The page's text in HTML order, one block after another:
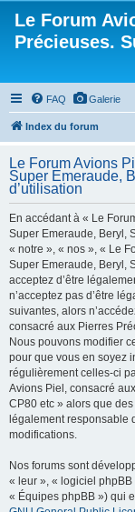
Le Forum
Précieuses.
FAQ Galerie
Index du forum
Le Forum Avions
Super Emeraude,
d’utilisation
En accédant à « Le
Super Emeraude, Beryl,
« notre », « nos », « Le
Super Emeraude, Beryl,
acceptez d’être
n’acceptez pas d’être
suivantes, alors
consacré aux Pierres
Nous pouvons modifier
pour que vous en soyez
régulièrement celles-ci
Avions Piel, consacré
CP80 etc » alors que
légalement responsable
modifications.
Nos forums sont
« leur », « logiciel
« Équipes phpBB ») qui